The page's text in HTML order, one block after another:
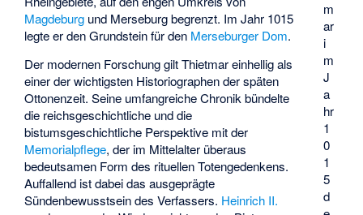
m
ar
i
m
J
a
hr
1
0
1
5
d
Magdeburg und Merseburg begrenzt. Im Jahr 1015
legte er den Grundstein für den Merseburger Dom.
Der modernen Forschung gilt Thietmar einhellig als
einer der wichtigsten Historiographen der späten
Ottonenzeit. Seine umfangreiche Chronik bündelte
die reichsgeschichtliche und die
bistumsgeschichtliche Perspektive mit der
Memorialpflege, der im Mittelalter überaus
bedeutsamen Form des rituellen Totengedenkens.
Auffallend ist dabei das ausgeprägte
Sündenbewusstsein des Verfassers. Heinrich II.